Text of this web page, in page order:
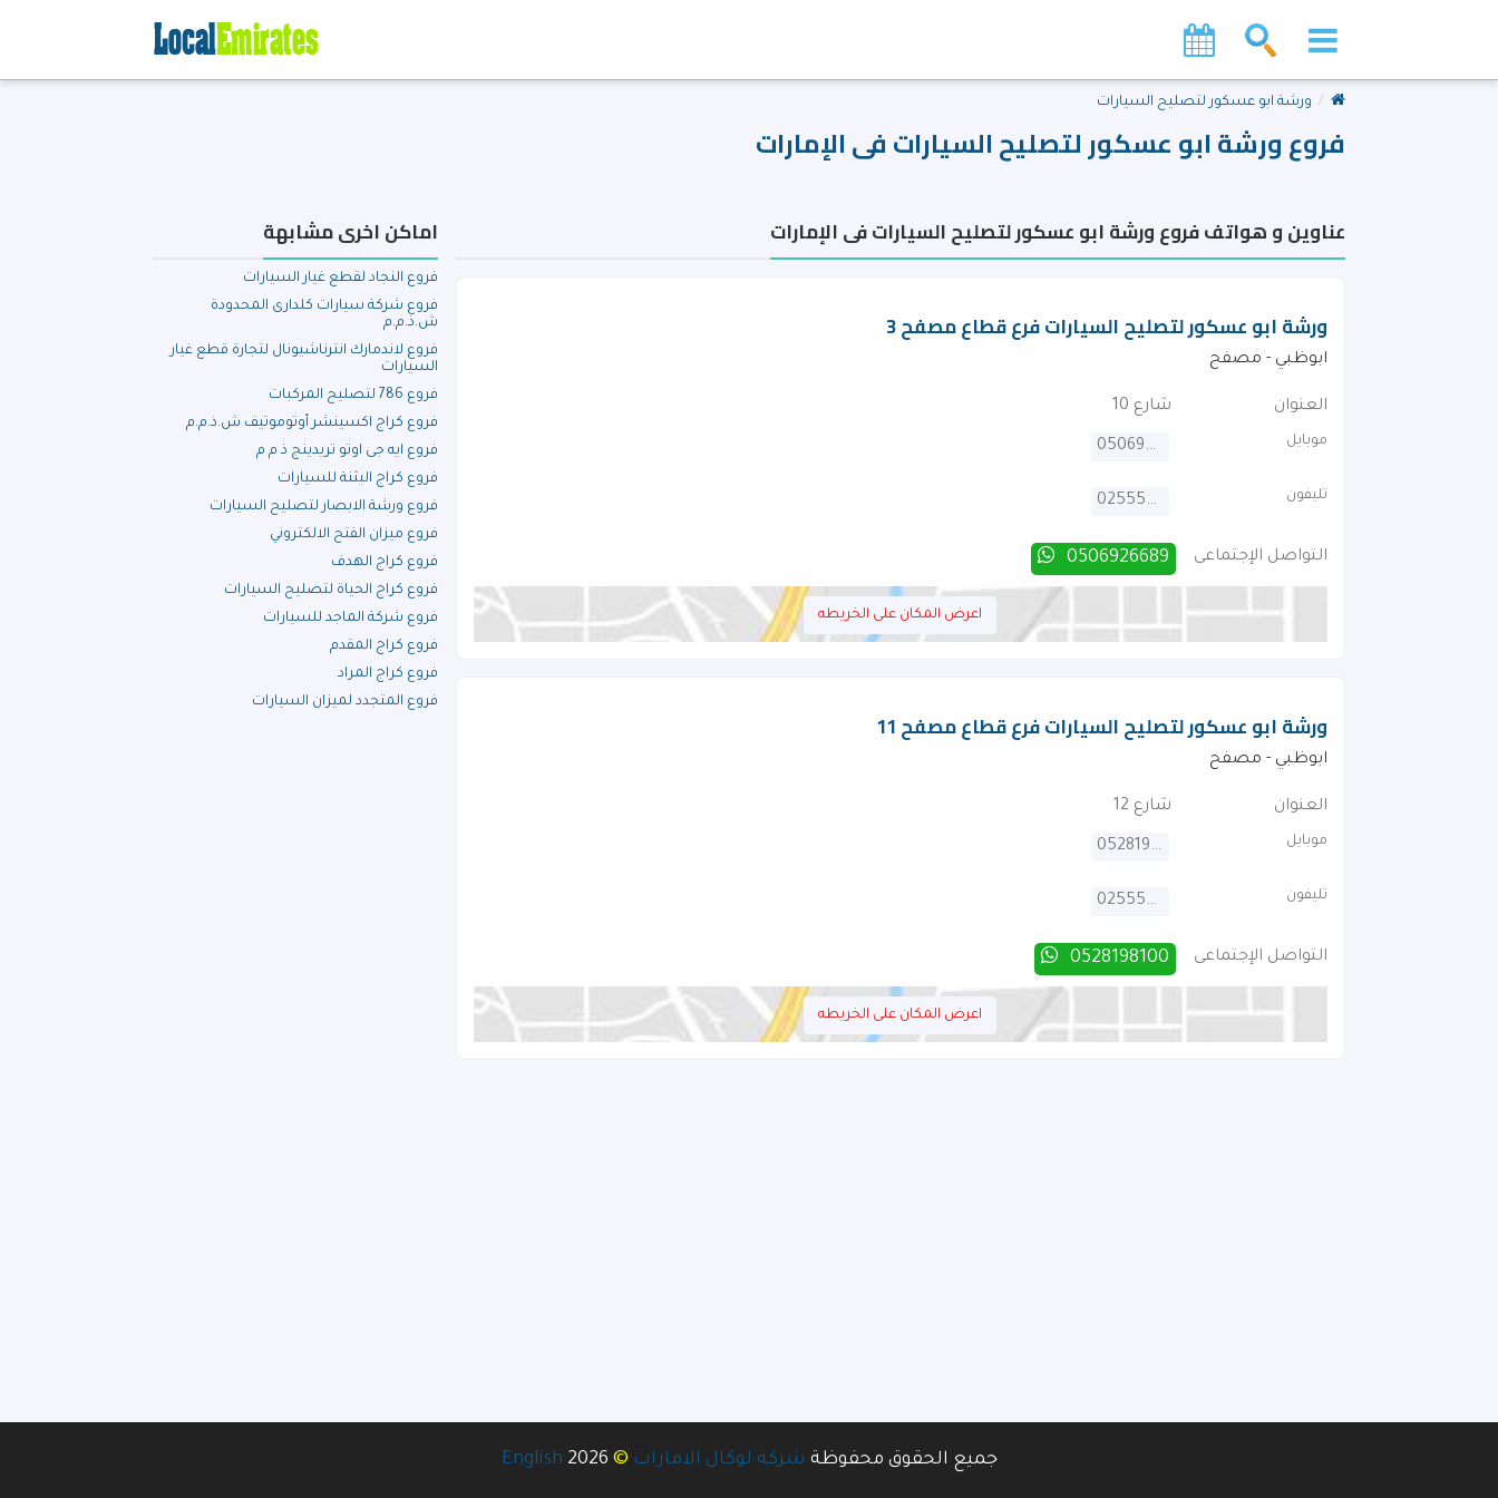
ورشة ابو عسكور لتصليح السيارات
فروع ورشة ابو عسكور لتصليح السيارات فى الإمارات
عناوين و هواتف فروع ورشة ابو عسكور لتصليح السيارات فى الإمارات
ورشة ابو عسكور لتصليح السيارات فرع قطاع مصفح 3
ابوظبي - مصفح
العنوان شارع 10
موبايل 0506926689
تليفون 025554377
التواصل الإجتماعى 0506926689
اعرض المكان على الخريطه
ورشة ابو عسكور لتصليح السيارات فرع قطاع مصفح 11
ابوظبي - مصفح
العنوان شارع 12
موبايل 0528198100
تليفون 025554377
التواصل الإجتماعى 0528198100
اعرض المكان على الخريطه
اماكن اخرى مشابهة
فروع النجاد لقطع غيار السيارات
فروع شركة سيارات كلدارى المحدودة
ش.ذ.م.م
فروع لاندمارك انترناشيونال لتجارة قطع غيار
السيارات
فروع 786 لتصليح المركبات
فروع كراج اكسينشر أوتوموتيف ش.ذ.م.م
فروع ايه جى اوتو تريدينج ذ م م
فروع كراج البثنة للسيارات
فروع ورشة الابصار لتصليح السيارات
فروع ميزان الفتح الالكتروني
فروع كراج الهدف
فروع كراج الحياة لتصليح السيارات
فروع شركة الماجد للسيارات
فروع كراج المقدم
فروع كراج المراد
فروع المتجدد لميزان السيارات
جميع الحقوق محفوظة شركة لوكال الامارات ©
English